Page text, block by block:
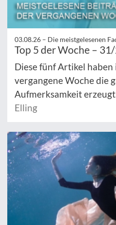
03.08.26 – Die meistgelesenen
Top 5 der Woche –
Diese fünf Artikel
vergangene Woche die
Aufmerksamkeit
Elling